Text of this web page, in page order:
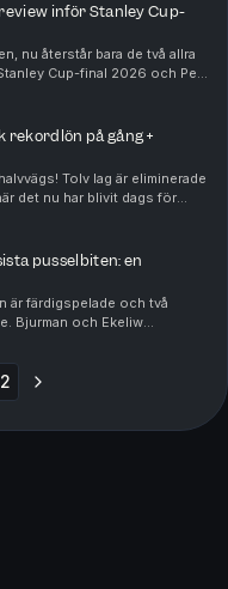
inför Stanley Cup-
nu återstår bara de två allra
Cup-final 2026 och Per
djupanalyserar Carolina
rekordlön på gång +
Tolv lag är eliminerade
det nu har blivit dags för
och Ekeliw analyserar
pusselbiten: en
är färdigspelade och två
Bjurman och Ekeliw
och Carolina är så
– och vad utslagna